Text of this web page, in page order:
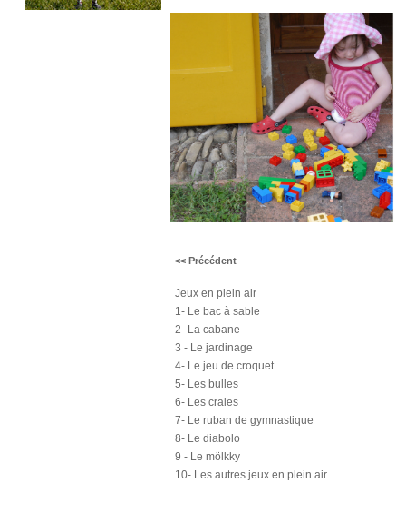
<< Précédent
Jeux en plein air
1- Le bac à sable
2- La cabane
3 - Le jardinage
4- Le jeu de croquet
5- Les bulles
6- Les craies
7- Le ruban de gymnastique
8- Le diabolo
9 - Le mölkky
10- Les autres jeux en plein air